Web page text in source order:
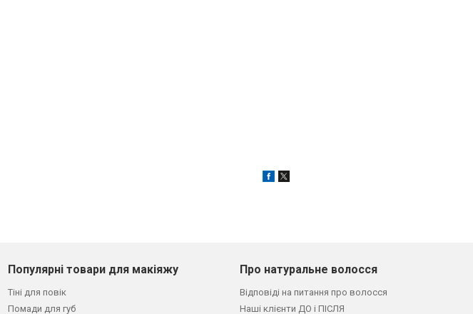
Популярні товари для макіяжу
Тіні для повік
Помади для губ
Про натуральне волосся
Відповіді на питання про волосся
Наші клієнти ДО і ПІСЛЯ